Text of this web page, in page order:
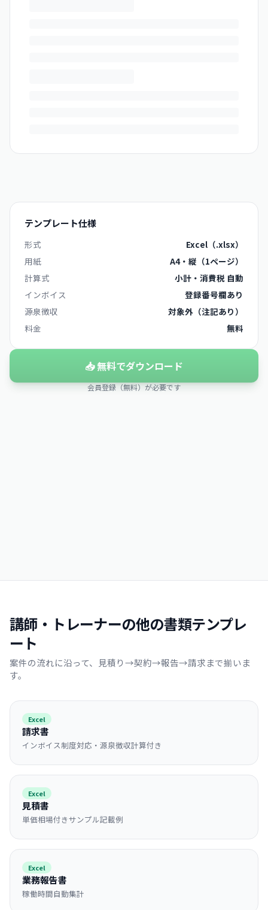
テンプレート仕様
形式
Excel（.xlsx）
用紙
A4・縦（1ページ）
計算式
小計・消費税 自動
インボイス
登録番号欄あり
源泉徴収
対象外（注記あり）
料金
無料
📥 無料でダウンロード
会員登録（無料）が必要です
講師・トレーナーの他の書類テンプレ
ート
案件の流れに沿って、見積り→契約→報告→請求まで揃いま
す。
Excel
請求書
インボイス制度対応・源泉徴収計算付き
Excel
見積書
単価相場付きサンプル記載例
Excel
業務報告書
稼働時間自動集計